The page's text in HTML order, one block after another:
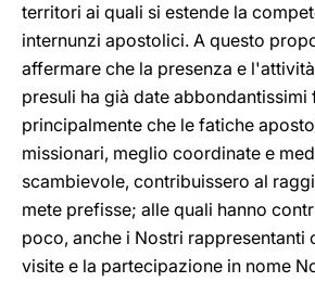
territori ai quali si estende la
internunzi apostolici. A questo
affermare che la presenza e
presuli ha già date abbondantissimi
principalmente che le fatiche
missionari, meglio coordinate e
scambievole, contribuissero al
mete prefisse; alle quali hanno
poco, anche i Nostri rappresentanti
visite e la partecipazione in nome